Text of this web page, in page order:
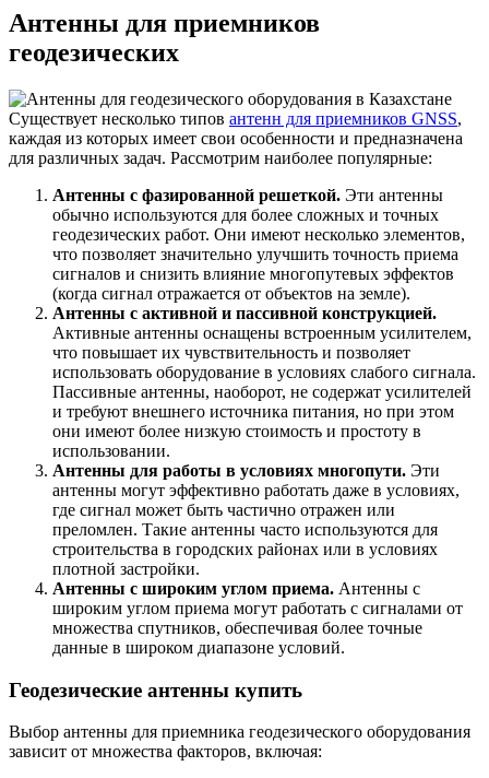
Антенны для приемников
геодезических
Существует несколько типов антенн для приемников GNSS,
каждая из которых имеет свои особенности и предназначена
для различных задач. Рассмотрим наиболее популярные:
Антенны с фазированной решеткой. Эти антенны
обычно используются для более сложных и точных
геодезических работ. Они имеют несколько элементов,
что позволяет значительно улучшить точность приема
сигналов и снизить влияние многопутевых эффектов
(когда сигнал отражается от объектов на земле).
Антенны с активной и пассивной конструкцией.
Активные антенны оснащены встроенным усилителем,
что повышает их чувствительность и позволяет
использовать оборудование в условиях слабого сигнала.
Пассивные антенны, наоборот, не содержат усилителей
и требуют внешнего источника питания, но при этом
они имеют более низкую стоимость и простоту в
использовании.
Антенны для работы в условиях многопути. Эти
антенны могут эффективно работать даже в условиях,
где сигнал может быть частично отражен или
преломлен. Такие антенны часто используются для
строительства в городских районах или в условиях
плотной застройки.
Антенны с широким углом приема. Антенны с
широким углом приема могут работать с сигналами от
множества спутников, обеспечивая более точные
данные в широком диапазоне условий.
Геодезические антенны купить
Выбор антенны для приемника геодезического оборудования
зависит от множества факторов, включая: